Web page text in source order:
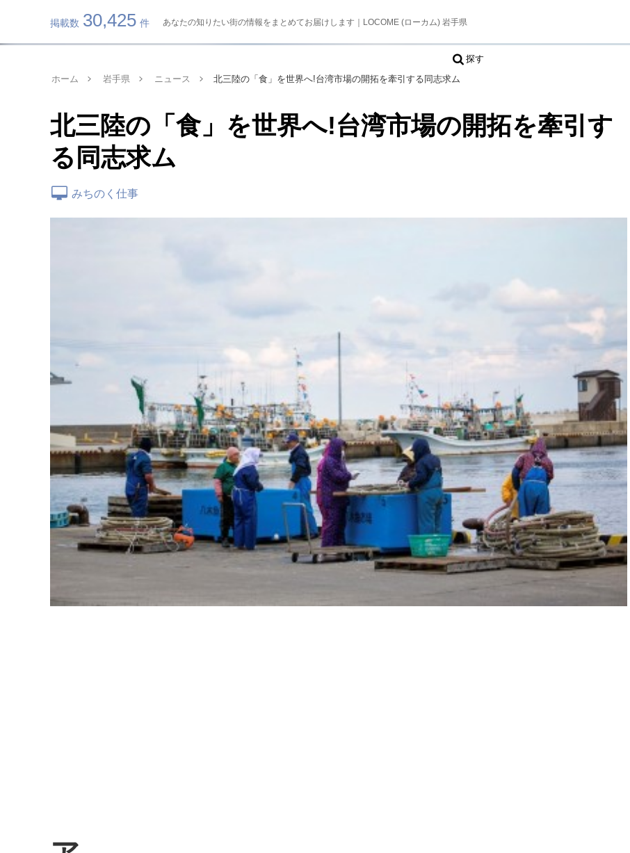
掲載数 30,425 件 あなたの知りたい街の情報をまとめてお届けします｜LOCOME (ローカム) 岩手県
探す
ホーム
岩手県 ニュース 北三陸の「食」を世界へ!台湾市場の開拓を牽引する同志求ム
北三陸の「食」を世界へ!台湾市場の開拓を牽引す
る同志求ム
みちのく仕事